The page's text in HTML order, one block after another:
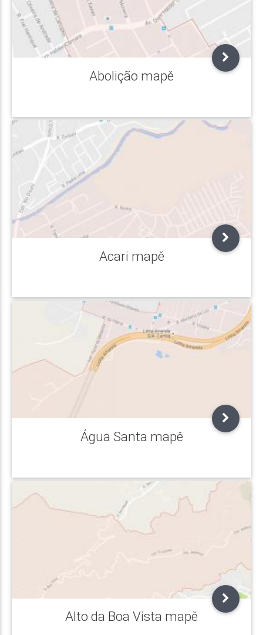
Abolição mapě
Acari mapě
Água Santa mapě
Alto da Boa Vista mapě